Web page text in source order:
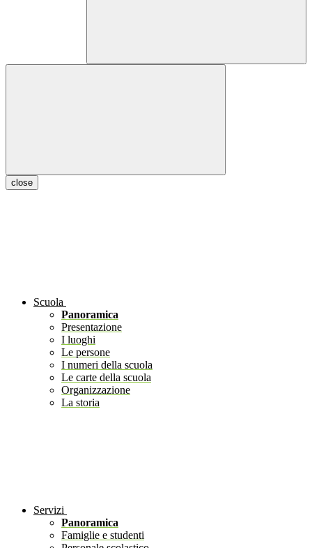
close
Scuola
Panoramica
Presentazione
I luoghi
Le persone
I numeri della scuola
Le carte della scuola
Organizzazione
La storia
Servizi
Panoramica
Famiglie e studenti